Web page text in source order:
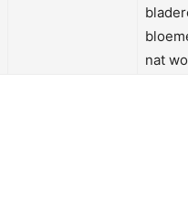
nat